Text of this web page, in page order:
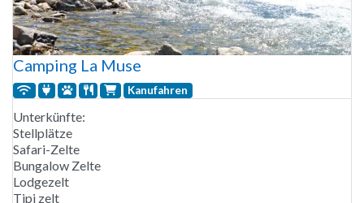
Camping La Muse
Kanufahren
Unterkünfte:
Stellplätze
Safari-Zelte
Bungalow Zelte
Lodgezelt
Tipi zelt